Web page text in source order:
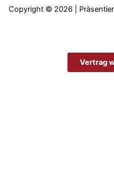
Copyright © 2026 |
Vertrag